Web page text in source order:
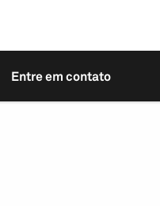
Entre em contato